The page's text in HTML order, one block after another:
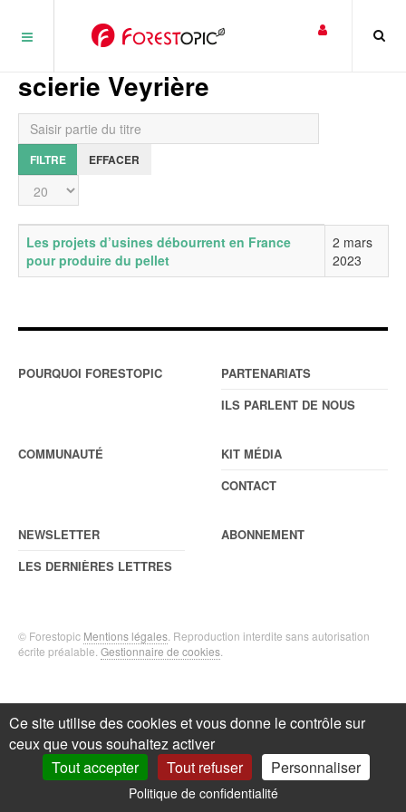
scierie Veyrière
Saisir partie du titre
FILTRE EFFACER
Affichage #
Titre Date de publication
Les projets d’usines débourrent en France
pour produire du pellet
2 mars
2023
POURQUOI FORESTOPIC
PARTENARIATS
ILS PARLENT DE NOUS
COMMUNAUTÉ
KIT MÉDIA
CONTACT
NEWSLETTER
LES DERNIÈRES LETTRES
ABONNEMENT
© Forestopic Mentions légales . Reproduction interdite sans autorisation
écrite préalable. Gestionnaire de cookies
Ce site utilise des cookies et vous donne le contrôle sur
ceux que vous souhaitez activer
Tout accepter
Tout refuser Personnaliser
Politique de confidentialité